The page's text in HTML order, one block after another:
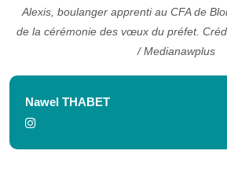
Alexis, boulanger apprenti au CFA de
de la cérémonie des vœux du préfet.
/ Medianawplus
Nawel THABET